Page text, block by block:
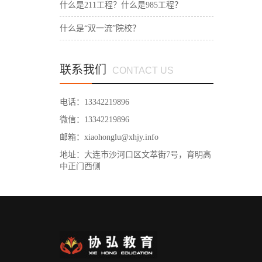
什么是211工程？什么是985工程？
什么是“双一流”院校？
联系我们 CONTACT US
电话：13342219896
微信：13342219896
邮箱：xiaohonglu@xhjy.info
地址：大连市沙河口区文萃街7号，育明高
中正门西侧